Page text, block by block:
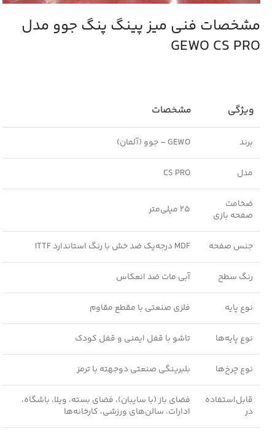
مشخصات فنی میز پینگ پنگ جوو مدل
GEWO CS PRO
ویژگی مشخصات
برند GEWO – جوو (آلمان)
مدل CS PRO
ضخامت
صفحه بازی
25 میلی‌متر
جنس صفحه MDF درجه‌یک ضد خش با رنگ استاندارد ITTF
رنگ سطح آبی مات ضد انعکاس
نوع پایه فلزی صنعتی با مقطع مقاوم
نوع پایه‌ها تاشو با قفل ایمنی و قفل کودک
نوع چرخ‌ها بلبرینگی صنعتی دو‌جهته با ترمز
قابل‌استفاده
در
فضای باز (با سایبان)، فضای بسته، ویلا، باشگاه،
ادارات، سالن‌های ورزشی، کارخانه‌ها